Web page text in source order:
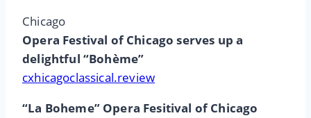
Chicago
Opera Festival of Chicago serves up a
delightful “Bohème”
cxhicagoclassical.review
“La Boheme” Opera Fesitival of Chicago